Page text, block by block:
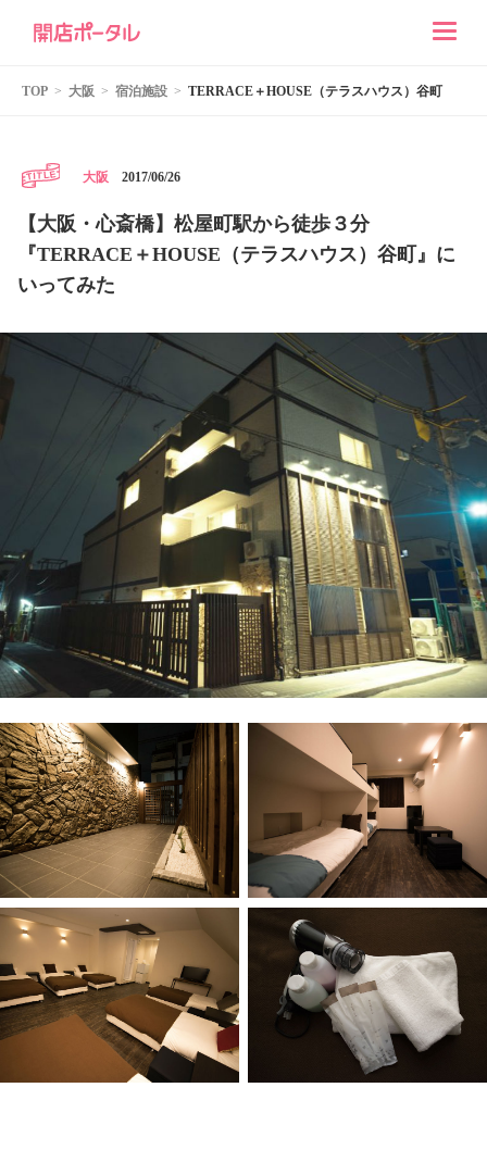
TOP 大阪 宿泊施設 TERRACE＋HOUSE（テラスハウス）谷町
大阪 2017/06/26
【大阪・心斎橋】松屋町駅から徒歩３分
『TERRACE＋HOUSE（テラスハウス）谷町』に
いってみた